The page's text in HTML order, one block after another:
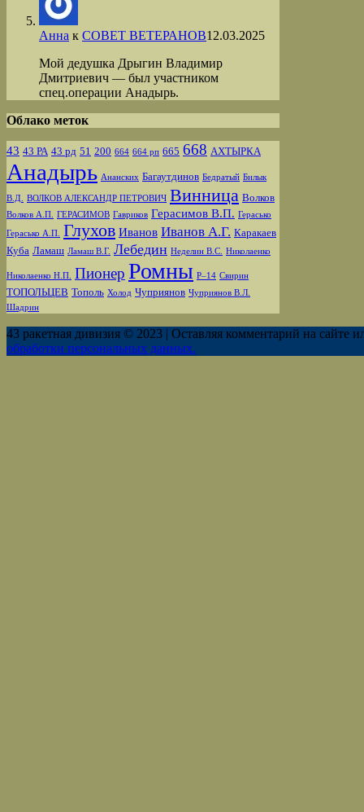
Анна к СОВЕТ ВЕТЕРАНОВ12.03.2025
Мой дедушка Дрыгин Владимир
Дмитриевич — был участником
спец.операции Анадырь.
Облако меток
43 43 РА 43 рд 51 200 664 664 рп 665 668 АХТЫРКА
Анадырь Ананских Багаутдинов Бедратый Билык
В.Д. ВОЛКОВ АЛЕКСАНДР ПЕТРОВИЧ Винница Волков
Волков А.П. ГЕРАСИМОВ Гавриков Герасимов В.П. Герасько
Герасько А.П. Глухов Иванов Иванов А.Г. Каракаев
Куба Ламаш Ламаш В.Г. Лебедин Неделин В.С. Николаенко
Николаенко Н.П. Пионер Ромны Р–14 Свирин
ТОПОЛЬЦЕВ Тополь Холод Чуприянов Чуприянов В.Л.
Шадрин
43 ракетная дивизия © 2023 | Оставляя комментарий на сайте
обработки персональных данных.